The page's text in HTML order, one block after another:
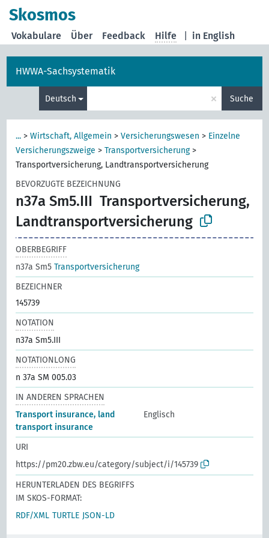
Skosmos
in English
Vokabulare Über Feedback Hilfe
HWWA-Sachsystematik
Deutsch × Suche
... >Wirtschaft, Allgemein >Versicherungswesen > Einzelne
Versicherungszweige >Transportversicherung>
Transportversicherung, Landtransportversicherung
BEVORZUGTE BEZEICHNUNG
n37a Sm5.III Transportversicherung,
Landtransportversicherung
OBERBEGRIFF
n37a Sm5Transportversicherung
BEZEICHNER
145739
NOTATION
n37a Sm5.III
NOTATIONLONG
n 37a SM 005.03
IN ANDEREN SPRACHEN
Transport insurance, land
transport insurance
Englisch
URI
https://pm20.zbw.eu/category/subject/i/145739
HERUNTERLADEN DES BEGRIFFS
IM SKOS-FORMAT:
RDF/XML TURTLE JSON-LD